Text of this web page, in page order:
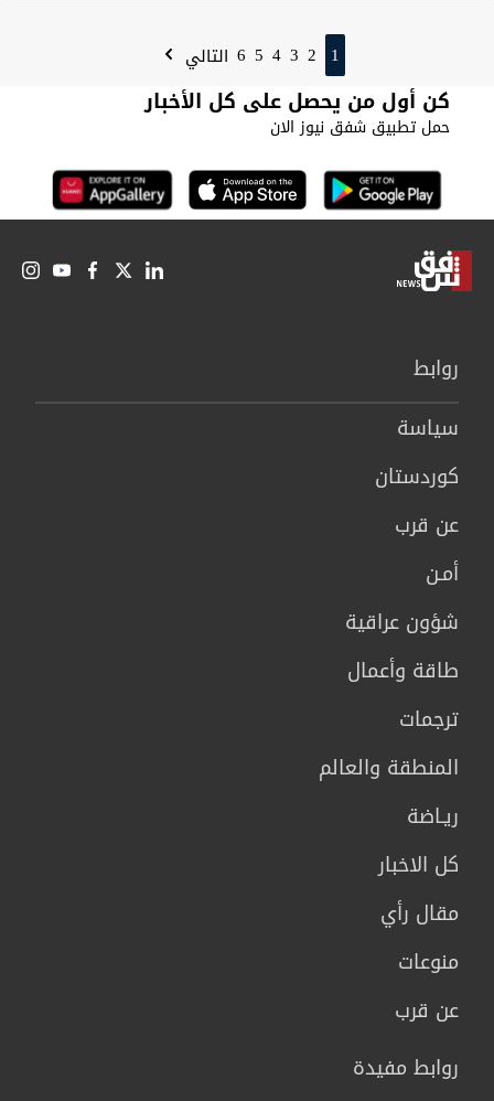
1
2
3
4
5
6 التالي
كن أول من يحصل على كل الأخبار
حمل تطبيق شفق نيوز الان
روابط
سیاسة
كوردستان
عن قرب
أمـن
شؤون عراقية
طاقة وأعمال
ترجمات
المنطقة والعالم
ريـاضة
كل الاخبار
مقال رأي
منوعات
عن قرب
روابط مفيدة